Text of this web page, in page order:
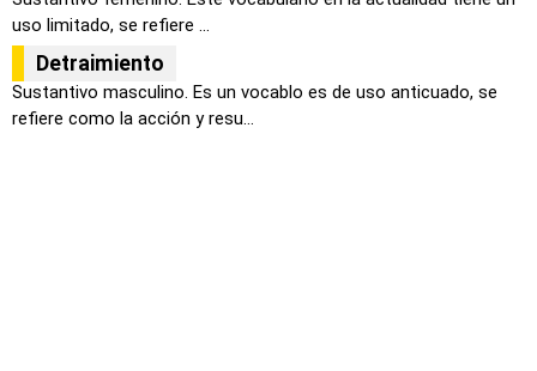
uso limitado, se refiere ...
Detraimiento
Sustantivo masculino. Es un vocablo es de uso anticuado, se
refiere como la acción y resu...